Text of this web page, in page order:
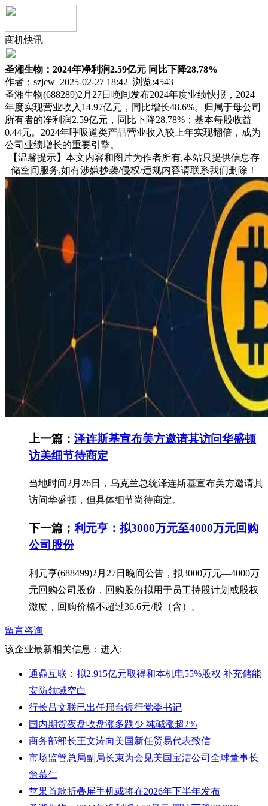
商机快讯
圣湘生物：2024年净利润2.59亿元 同比下降28.78%
作者：szjcw 2025-02-27 18:42 浏览:4543
圣湘生物(688289)2月27日晚间发布2024年度业绩快报，2024
年度实现营业收入14.97亿元，同比增长48.6%。归属于母公司
所有者的净利润2.59亿元，同比下降28.78%；基本每股收益
0.44元。2024年呼吸道类产品营业收入较上年实现翻倍，成为
公司业绩增长的重要引擎。
【温馨提示】本文内容和图片为作者所有,本站只提供信息存
储空间服务,如有涉嫌抄袭/侵权/违规内容请联系我们删除！
上一篇： 泽连斯基宣布美方邀请其访问华盛顿
访美细节待商定
当地时间2月26日，乌克兰总统泽连斯基宣布美方邀请其
访问华盛顿，但具体细节尚待商定。
下一篇；利元亨：拟3000万元至4000万元回购
公司股份
利元亨(688499)2月27日晚间公告，拟3000万元—4000万
元回购公司股份，回购股份拟用于员工持股计划或股权
激励，回购价格不超过36.6元/股（含）。
留言咨询
该企业最新相关信息： 进入:
通鼎互联：拟2.915亿元取得和本机电55%股权 补充储能
安防领域空白
行长吕文联已出任邢台银行党委书记
国内期货夜盘收盘涨多跌少 纯碱涨超2%
商务部部长王文涛向美国新任贸易代表致信
市场监管总局副局长束为会见美国宝洁公司全球董事长
詹慕仁
苹果首款折叠屏手机或将在2026年下半年发布